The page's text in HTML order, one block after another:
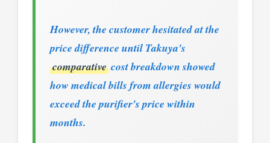
However, the customer hesitated at the
price difference until Takuya's
comparative cost breakdown showed
how medical bills from allergies would
exceed the purifier's price within
months.